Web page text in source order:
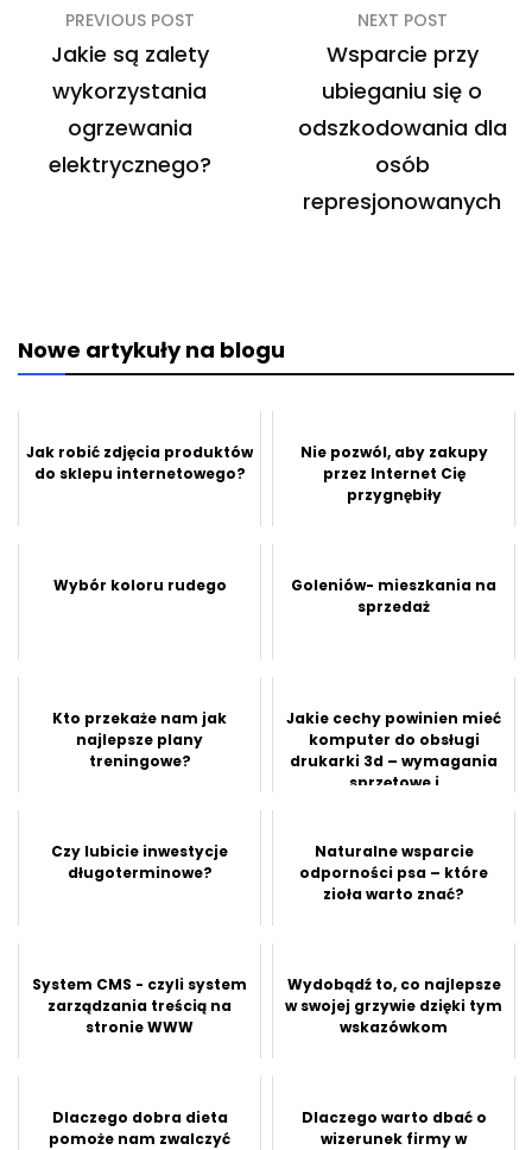
Nawigacja
wpisu
PREVIOUS POST
Jakie są zalety
wykorzystania
ogrzewania
elektrycznego?
NEXT POST
Wsparcie przy
ubieganiu się o
odszkodowania dla
osób
represjonowanych
Nowe artykuły na blogu
Jak robić zdjęcia produktów
do sklepu internetowego?
Nie pozwól, aby zakupy
przez Internet Cię
przygnębiły
Wybór koloru rudego
Goleniów- mieszkania na
sprzedaż
Kto przekaże nam jak
najlepsze plany
treningowe?
Jakie cechy powinien mieć
komputer do obsługi
drukarki 3d – wymagania
sprzętowe i
Czy lubicie inwestycje
długoterminowe?
Naturalne wsparcie
odporności psa – które
zioła warto znać?
System CMS - czyli system
zarządzania treścią na
stronie WWW
Wydobądź to, co najlepsze
w swojej grzywie dzięki tym
wskazówkom
Dlaczego dobra dieta
pomoże nam zwalczyć
Dlaczego warto dbać o
wizerunek firmy w